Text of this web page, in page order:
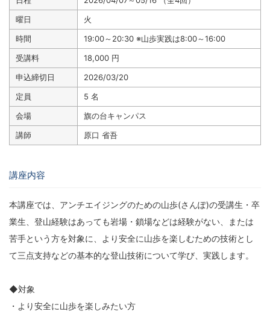
曜日
火
時間
19:00～20:30 ※山歩実践は8:00～16:00
受講料
18,000 円
申込締切日
2026/03/20
定員
5 名
会場
旗の台キャンパス
講師
原口 省吾
講座内容
本講座では、アンチエイジングのための山歩(さんぽ)の受講生・卒
業生、登山経験はあっても岩場・鎖場などは経験がない、または
苦手という方を対象に、より安全に山歩を楽しむための技術とし
て三点支持などの基本的な登山技術について学び、実践します。
◆対象
・より安全に山歩を楽しみたい方